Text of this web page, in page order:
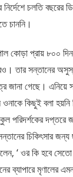
চলতি বছরের
চাননি।
কোড়া প্রায় ৮০০
তার সন্তানের
গেছে। এনিয়ে
কিছুই বলা
পরিদর্শকের দপ্তরে
চিকিৎসার
বলেন, ‘ ওর কি হবে
ব্যাপারে মৃণালের